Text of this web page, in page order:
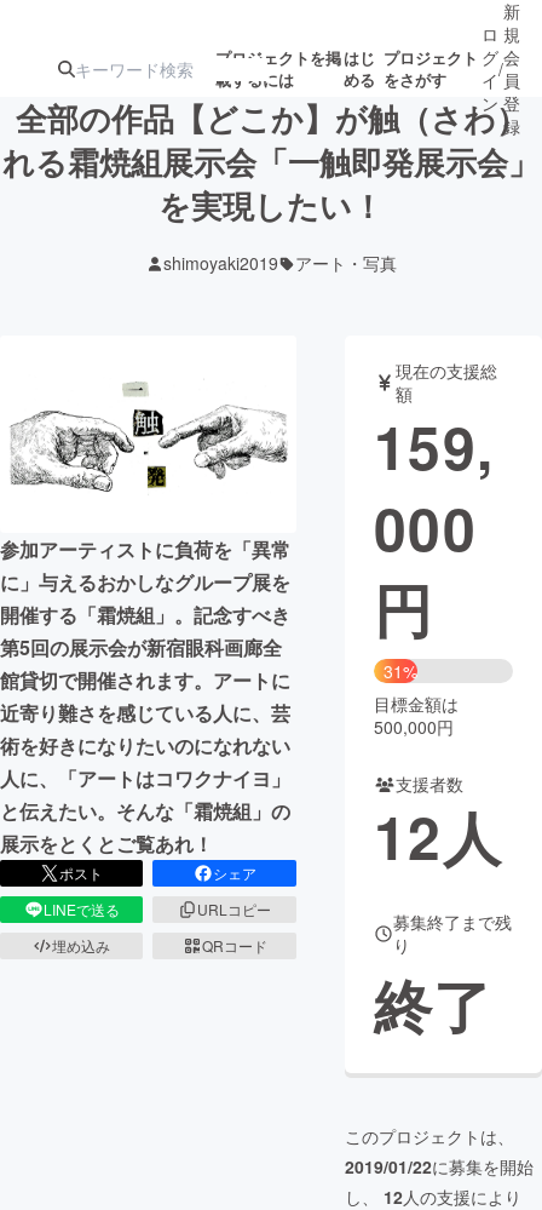
プロジェクトを掲
載するには
はじ
める
プロジェクト
をさがす
注目のリ 注目の新着プロ
ジェクト
募集終了が近いプ
テクノロジー・ガジェット
映像・映画 書籍・雑誌
チャレンジ
まちづくり・地域活性化
CAMPFIRE for Social Good
CAMPFIRE Creation
CAMPFIREふるさと納税machi-ya コミュニティ
ロ
グ
イ
ン
/
新
規
会
員
登
録
全部の作品【どこか】が触（さわ）
れる霜焼組展示会「一触即発展示会」
を実現したい！
shimoyaki2019 アート・写真
参加アーティストに負荷を「異常
に」与えるおかしなグループ展を
開催する「霜焼組」。記念すべき
第5回の展示会が新宿眼科画廊全
館貸切で開催されます。アートに
近寄り難さを感じている人に、芸
術を好きになりたいのになれない
人に、「アートはコワクナイヨ」
と伝えたい。そんな「霜焼組」の
展示をとくとご覧あれ！
ポスト
シェア
LINEで送る
URLコピー
埋め込み
QRコード
現在の支援総
額
159,
000
円
31%
目標金額は
500,000円
支援者数
12人
募集終了まで残
り
終了
このプロジェクトは、
2019/01/22に募集を開始
し、 12人の支援により